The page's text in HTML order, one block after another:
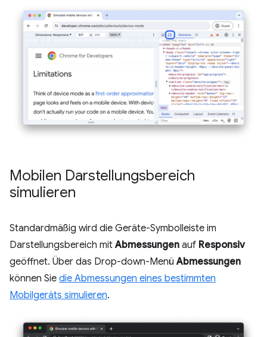
Mobilen Darstellungsbereich
simulieren
Standardmäßig wird die Geräte-Symbolleiste im
Darstellungsbereich mitAbmessungen auf Responsiv
geöffnet. Über das Drop-down-MenüAbmessungen
können Sie die Abmessungen eines bestimmten
Mobilgeräts simulieren.